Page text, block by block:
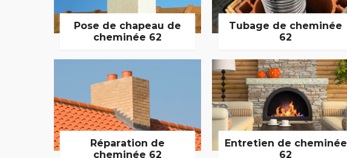
Pose de chapeau de
cheminée 62
Tubage de cheminée
62
Réparation de
cheminée 62
Entretien de cheminée
62